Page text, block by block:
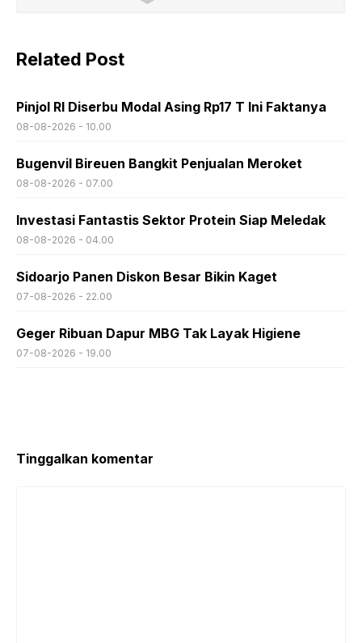
Related Post
Pinjol RI Diserbu Modal Asing Rp17 T Ini Faktanya
08-08-2026 - 10.00
Bugenvil Bireuen Bangkit Penjualan Meroket
08-08-2026 - 07.00
Investasi Fantastis Sektor Protein Siap Meledak
08-08-2026 - 04.00
Sidoarjo Panen Diskon Besar Bikin Kaget
07-08-2026 - 22.00
Geger Ribuan Dapur MBG Tak Layak Higiene
07-08-2026 - 19.00
Tinggalkan komentar